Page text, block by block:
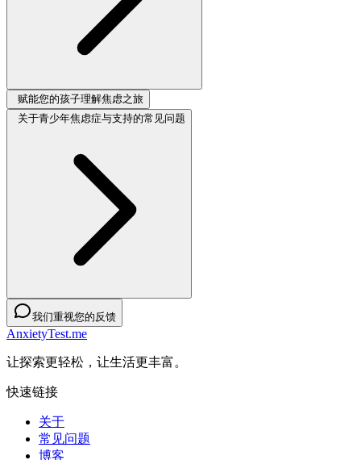
赋能您的孩子理解焦虑之旅
关于青少年焦虑症与支持的常见问题
我们重视您的反馈
AnxietyTest.me
让探索更轻松，让生活更丰富。
快速链接
关于
常见问题
博客